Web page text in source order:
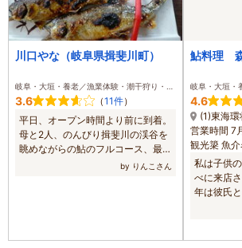
川口やな（岐阜県揖斐川町）
3.6 （11件）
平日、オープン時間より前に到着。
母と2人、のんびり揖斐川の渓谷を
眺めながらの鮎のフルコース、最高
でした。Aコースは塩焼きが2匹つ
by りんこさん
鮎料理
4.6
営業時間 7月1
観光簗
私は子供
べに来店
年は彼氏
の塩焼き